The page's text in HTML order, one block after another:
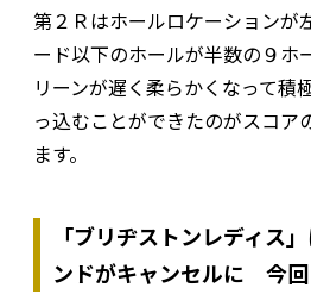
第２Ｒはホールロケーションが
ード以下のホールが半数の９ホ
リーンが遅く柔らかくなって積
っ込むことができたのがスコア
ます。
「ブリヂストンレディス
ンドがキャンセルに 今回